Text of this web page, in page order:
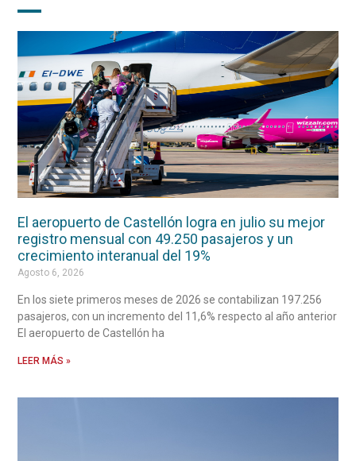
El aeropuerto de Castellón logra en julio su mejor
registro mensual con 49.250 pasajeros y un
crecimiento interanual del 19%
Agosto 6, 2026
En los siete primeros meses de 2026 se contabilizan 197.256
pasajeros, con un incremento del 11,6% respecto al año anterior
El aeropuerto de Castellón ha
LEER MÁS »